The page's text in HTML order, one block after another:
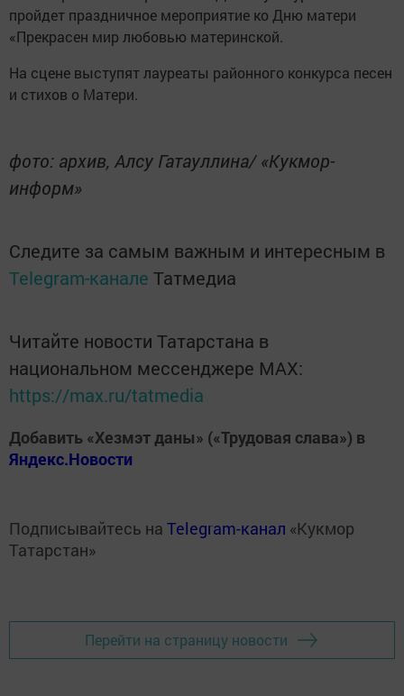
пройдет праздничное мероприятие ко Дню матери
«Прекрасен мир любовью материнской.
На сцене выступят лауреаты районного конкурса песен
и стихов о Матери.
фото: архив, Алсу Гатауллина/ «Кукмор-
информ»
Следите за самым важным и интересным в
Telegram-канале Татмедиа
Читайте новости Татарстана в
национальном мессенджере MАХ:
https://max.ru/tatmedia
Добавить «Хезмэт даны» («Трудовая слава») в
Яндекс.Новости
Подписывайтесь на Telegram-канал «Кукмор
Татарстан»
Перейти на страницу новости